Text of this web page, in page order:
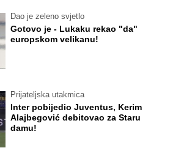
Dao je zeleno svjetlo
Gotovo je - Lukaku rekao "da"
europskom velikanu!
Prijateljska utakmica
Inter pobijedio Juventus, Kerim
Alajbegović debitovao za Staru
damu!